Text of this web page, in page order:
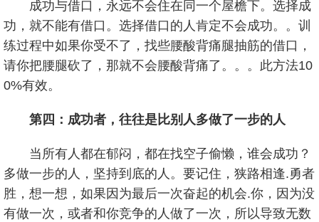
成功与借口，永远不会住在同一个屋檐下。选择成
功，就不能有借口。选择借口的人肯定不会成功。。训
练过程中如果你受不了，找些腰酸背痛腿抽筋的借口，
请你把腰腿砍了，那就不会腰酸背痛了。。。此方法10
0%有效。
第四：成功者，往往是比别人多做了一步的人
当所有人都在郁闷，都在找空子偷懒，谁会成功？
多做一步的人，坚持到底的人。要记住，狭路相逢.勇者
胜，想一想，如果因为最后一次奋起的机会.你，因为没
有做一次，或者和你竞争的人做了一次，所以导致无数